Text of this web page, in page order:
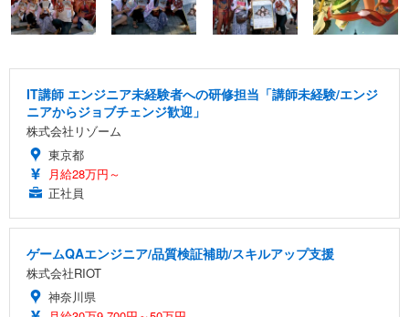
IT講師 エンジニア未経験者への研修担当「講師未経験/エンジ
ニアからジョブチェンジ歓迎」
株式会社リゾーム
東京都
月給28万円～
正社員
ゲームQAエンジニア/品質検証補助/スキルアップ支援
株式会社RIOT
神奈川県